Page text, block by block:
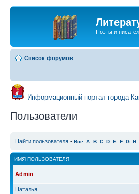
Поэты и
Список форумов
Информационный портал города
Пользователи
Найти пользователя • Все A B C D E F G H
ИМЯ ПОЛЬЗОВАТЕЛЯ
Admin
Наталья